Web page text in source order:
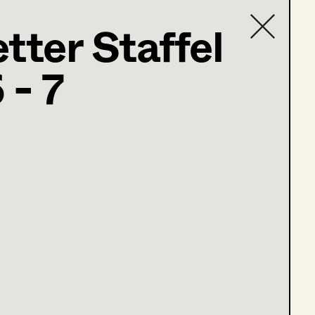
1 - 3)
4 - 5)
Staffel
- 7